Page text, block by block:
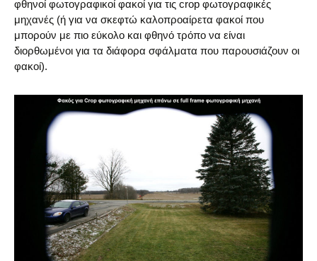
φθηνοί φωτογραφικοί φακοί για τις crop φωτογραφικές
μηχανές (ή για να σκεφτώ καλοπροαίρετα φακοί που
μπορούν με πιο εύκολο και φθηνό τρόπο να είναι
διορθωμένοι για τα διάφορα σφάλματα που παρουσιάζουν οι
φακοί).